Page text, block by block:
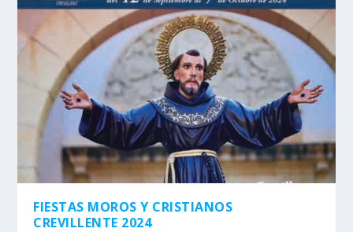
FIESTAS MOROS Y CRISTIANOS
CREVILLENTE 2024